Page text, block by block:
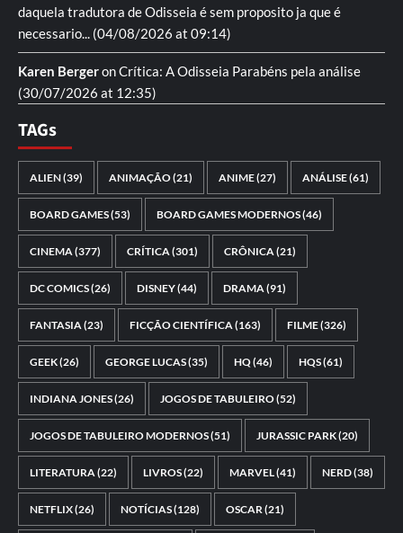
daquela tradutora de Odisseia é sem proposito ja que é
necessario... (04/08/2026 at 09:14)
Karen BergeronCrítica: A Odisseia Parabéns pela análise
(30/07/2026 at 12:35)
TAGs
ALIEN(39) ANIMAÇÃO(21) ANIME(27) ANÁLISE(61)
BOARD GAMES(53) BOARD GAMES MODERNOS(46)
CINEMA(377) CRÍTICA(301) CRÔNICA(21)
DC COMICS(26) DISNEY(44) DRAMA(91)
FANTASIA(23) FICÇÃO CIENTÍFICA(163) FILME(326)
GEEK(26) GEORGE LUCAS(35) HQ(46) HQS(61)
INDIANA JONES(26) JOGOS DE TABULEIRO(52)
JOGOS DE TABULEIRO MODERNOS(51) JURASSIC PARK(20)
LITERATURA(22) LIVROS(22) MARVEL(41) NERD(38)
NETFLIX(26) NOTÍCIAS(128) OSCAR(21)